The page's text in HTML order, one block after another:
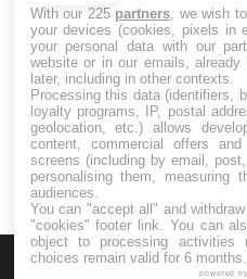
Maladie de
With our 225 partners , we wish
your devices (cookies, pixels in
your personal data with our
website or in our emails,
later, including in other contexts.
Processing this data (identifiers,
loyalty programs, IP, postal
geolocation, etc.) allows
content, commercial offers
screens (including by email,
personalising them, measuring
audiences.
You can "accept all" and
"cookies" footer link . You can
object to processing
choices remain valid for 6 months.
powered